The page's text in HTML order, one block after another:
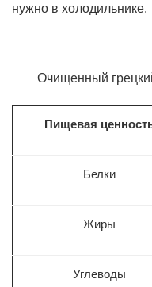
нужно в холодильнике.
Очищенный
Пищевая
Белки
Жиры
Углеводы